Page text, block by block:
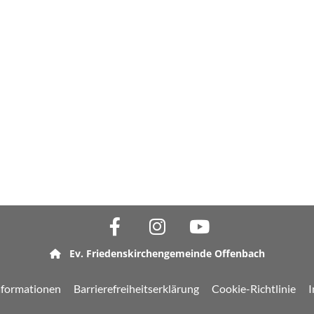
Ev. Friedenskirchengemeinde Offenbach
Barrierefreiheitserklärung Cookie-Richtlinie